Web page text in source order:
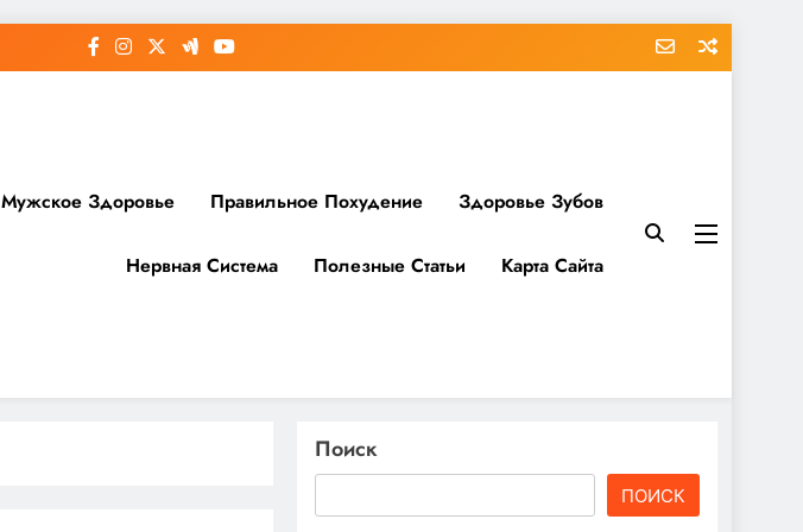
Мужское Здоровье Правильное Похудение Здоровье Зубов
Нервная Система Полезные Статьи Карта Сайта
Поиск
ПОИСК